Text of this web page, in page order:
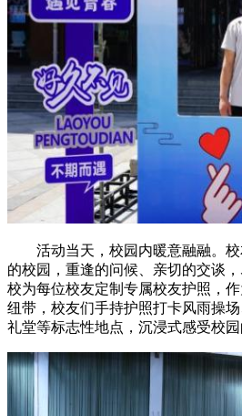
活动当天，校园内暖意融融。
的校园，重逢的问候、亲切的交谈
校为每位校友定制专属校友护照，
纽带，校友们手持护照打卡风雨操
礼堂等标志性地点，沉浸式感受校园